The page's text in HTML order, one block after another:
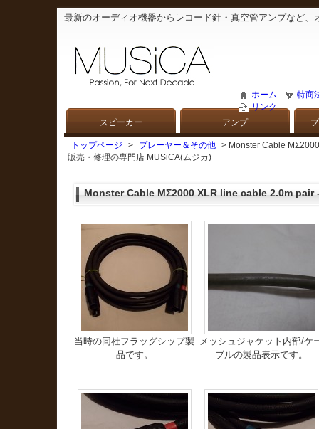
最新のオーディオ機器からレコード針・真空管アンプなど
ホーム
特商
リンク
スピーカー アンプ
トップページ > プレーヤー＆その他
> Monster Cable
販売・修理の専門店 MUSiCA(ムジカ)
Monster Cable MΣ2000 XLR line cable 2.0m pair
当時の同社フラッグシップ製
品です。
メッシュジャケット内部/ケ
ブルの製品表示です。